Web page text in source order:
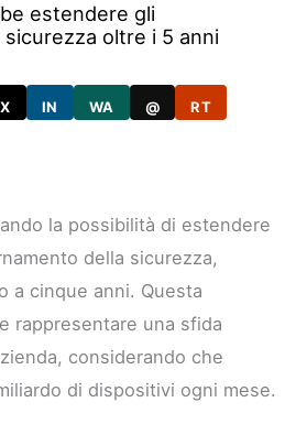
estendere gli
oltre i 5 anni
X IN WA @ RT
la possibilità di estendere
della sicurezza,
a cinque anni. Questa
rappresentare una sfida
considerando che
di dispositivi ogni mese.